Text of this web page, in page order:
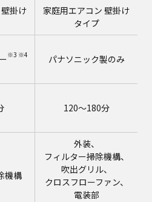
掛け
家庭用エアコン 壁掛け
タイプ
※3 ※4 パナソニック製のみ
120～180分
機構
外装、
フィルター掃除機構、
吹出グリル、
クロスフローファン、
電装部